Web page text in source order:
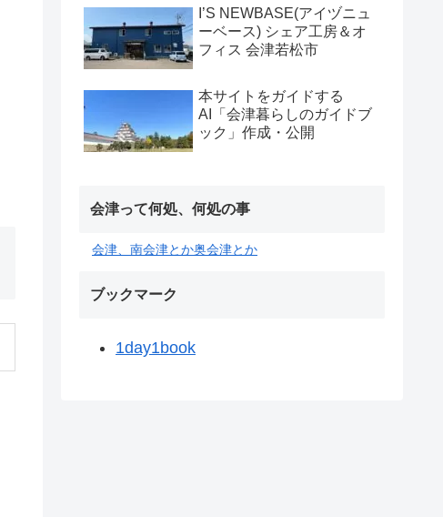
I’S NEWBASE(アイヅニュ
ーベース) シェア工房＆オ
フィス 会津若松市
本サイトをガイドする
AI「会津暮らしのガイドブ
ック」作成・公開
会津って何処、何処の事
会津、南会津とか奥会津とか
ブックマーク
1day1book